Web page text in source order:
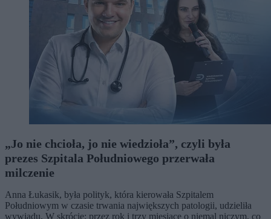
„Jo nie chcioła, jo nie wiedzioła”, czyli była
prezes Szpitala Południowego przerwała
milczenie
Anna Łukasik, była polityk, która kierowała Szpitalem
Południowym w czasie trwania największych patologii, udzieliła
wywiadu. W skrócie: przez rok i trzy miesiące o niemal niczym, co